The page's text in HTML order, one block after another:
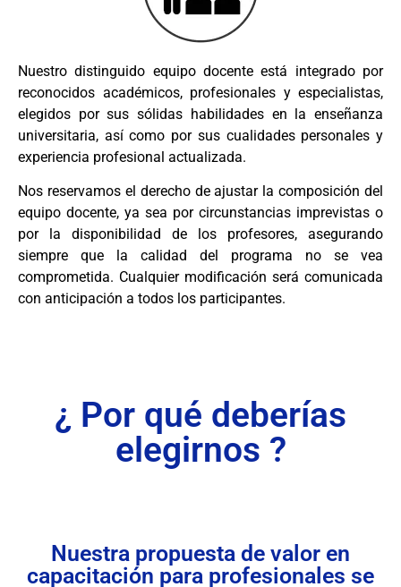
Nuestro distinguido equipo docente está integrado por
reconocidos académicos, profesionales y especialistas,
elegidos por sus sólidas habilidades en la enseñanza
universitaria, así como por sus cualidades personales y
experiencia profesional actualizada.
Nos reservamos el derecho de ajustar la composición del
equipo docente, ya sea por circunstancias imprevistas o
por la disponibilidad de los profesores, asegurando
siempre que la calidad del programa no se vea
comprometida. Cualquier modificación será comunicada
con anticipación a todos los participantes.
¿ Por qué deberías
elegirnos ?
Nuestra propuesta de valor en
capacitación para profesionales se